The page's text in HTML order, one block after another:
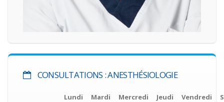
CONSULTATIONS : ANESTHÉSIOLOGIE
Lundi Mardi Mercredi Jeudi Vendredi